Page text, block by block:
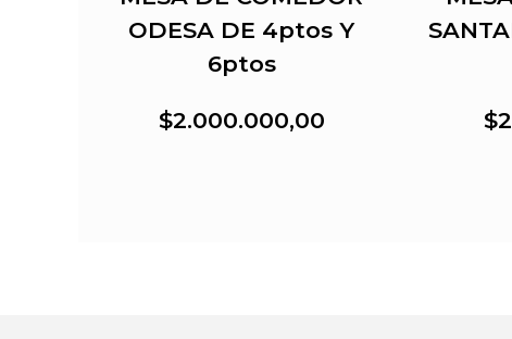
ODESA DE 4ptos Y
6ptos
$2.000.000,00